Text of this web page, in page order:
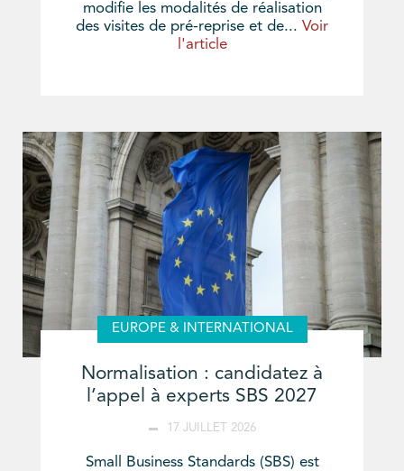
modifie les modalités de réalisation
des visites de pré-reprise et de... Voir
l'article
EUROPE & INTERNATIONAL
Normalisation : candidatez à
l’appel à experts SBS 2027
17 JUILLET 2026
Small Business Standards (SBS) est